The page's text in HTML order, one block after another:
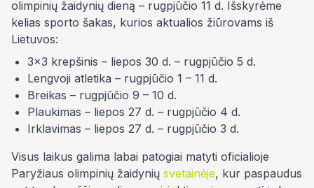
olimpinių žaidynių dieną – rugpjūčio 11 d. Išskyrėme
kelias sporto šakas, kurios aktualios žiūrovams iš
Lietuvos:
3×3 krepšinis – liepos 30 d. – rugpjūčio 5 d.
Lengvoji atletika – rugpjūčio 1 – 11 d.
Breikas – rugpjūčio 9 – 10 d.
Plaukimas – liepos 27 d. – rugpjūčio 4 d.
Irklavimas – liepos 27 d. – rugpjūčio 3 d.
Visus laikus galima labai patogiai matyti oficialioje
Paryžiaus olimpinių žaidynių svetainėje, kur paspaudus